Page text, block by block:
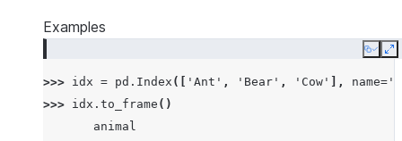
Examples
Copy
>>> idx = pd . Index ([ 'Ant' , 'Bear' , 'Cow' ], name=
>>> idx . to_frame ()
       animal